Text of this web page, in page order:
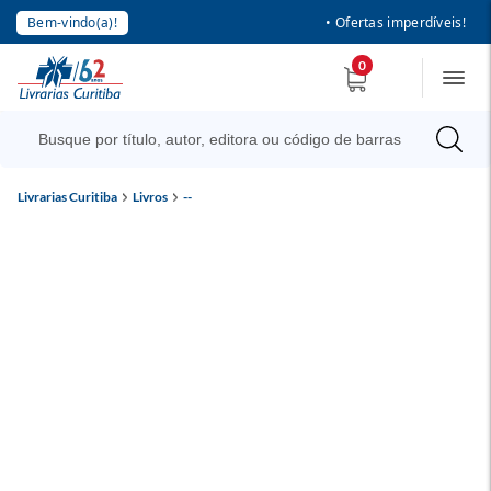
Bem-vindo(a)! • Ofertas imperdíveis!
0
Livrarias Curitiba Livros --